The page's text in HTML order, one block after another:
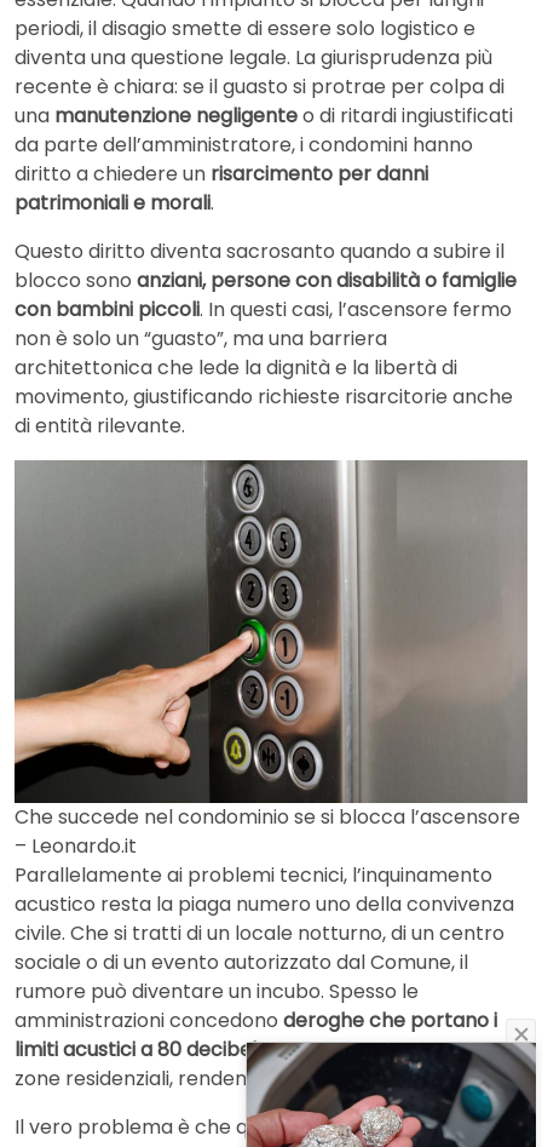
periodi, il disagio smette di essere solo logistico e
diventa una questione legale. La giurisprudenza più
recente è chiara: se il guasto si protrae per colpa di
una manutenzione negligenteo di ritardi ingiustificati
da parte dell’amministratore, i condomini hanno
diritto a chiedere un risarcimento per danni
patrimoniali e morali.
Questo diritto diventa sacrosanto quando a subire il
blocco sono anziani, persone con disabilità o famiglie
con bambini piccoli. In questi casi, l’ascensore fermo
non è solo un “guasto”, ma una barriera
architettonica che lede la dignità e la libertà di
movimento, giustificando richieste risarcitorie anche
di entità rilevante.
Che succede nel condominio se si blocca l’ascensore
– Leonardo.it
Parallelamente ai problemi tecnici, l’inquinamento
acustico resta la piaga numero uno della convivenza
civile. Che si tratti di un locale notturno, di un centro
sociale o di un evento autorizzato dal Comune, il
rumore può diventare un incubo. Spesso le
amministrazioni concedono deroghe che portano i
limiti acustici a 80 decibel, ben oltre i 45 previsti per le
zone residenziali, rendendo il riposo impossibile.
Il vero problema è che queste autorizzazioni si